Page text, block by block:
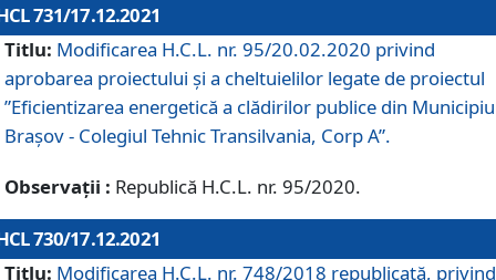
731/17.12.2021
Titlu: Modificarea H.C.L. nr. 95/20.02.2020 privind
aprobarea proiectului și a cheltuielilor legate de proiectul
”Eficientizarea energetică a clădirilor publice din
Brașov - Colegiul Tehnic Transilvania, Corp A”.
Observații : Republică H.C.L. nr. 95/2020.
730/17.12.2021
Titlu: Modificarea H.C.L. nr. 748/2018 republicată, privind